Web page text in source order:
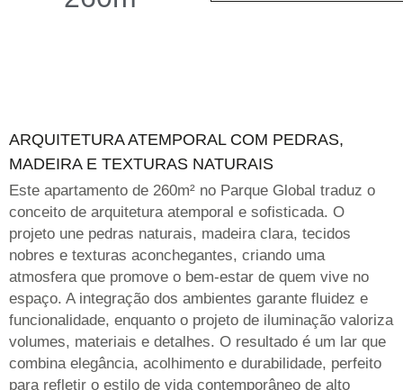
ARQUITETURA ATEMPORAL COM PEDRAS,
MADEIRA E TEXTURAS NATURAIS
Este apartamento de 260m² no Parque Global traduz o
conceito de arquitetura atemporal e sofisticada. O
projeto une pedras naturais, madeira clara, tecidos
nobres e texturas aconchegantes, criando uma
atmosfera que promove o bem-estar de quem vive no
espaço. A integração dos ambientes garante fluidez e
funcionalidade, enquanto o projeto de iluminação valoriza
volumes, materiais e detalhes. O resultado é um lar que
combina elegância, acolhimento e durabilidade, perfeito
para refletir o estilo de vida contemporâneo de alto